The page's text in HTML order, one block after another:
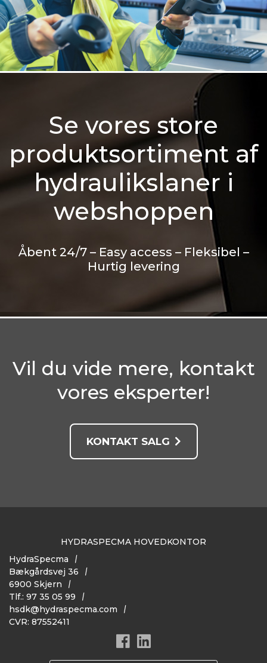
Se vores store
produktsortiment af
hydraulikslaner i
webshoppen
Åbent 24/7 – Easy access – Fleksibel –
Hurtig levering
Vil du vide mere, kontakt
vores eksperter!
KONTAKT SALG
HYDRASPECMA HOVEDKONTOR
HydraSpecma
Bækgårdsvej 36
6900 Skjern
Tlf.: 97 35 05 99
hsdk@hydraspecma.com
CVR: 87552411